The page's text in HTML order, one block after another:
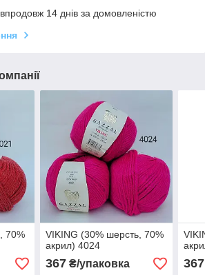
14 днів за домовленістю
70%
VIKING (30% шерсть, 70%
акрил) 4024
367₴/упаковка 367